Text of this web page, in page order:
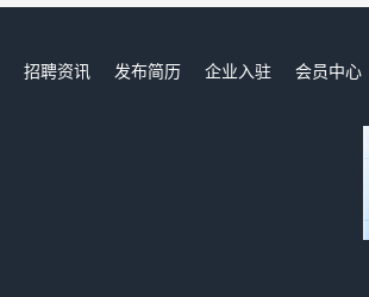
招聘资讯 发布简历 企业入驻 会员中心